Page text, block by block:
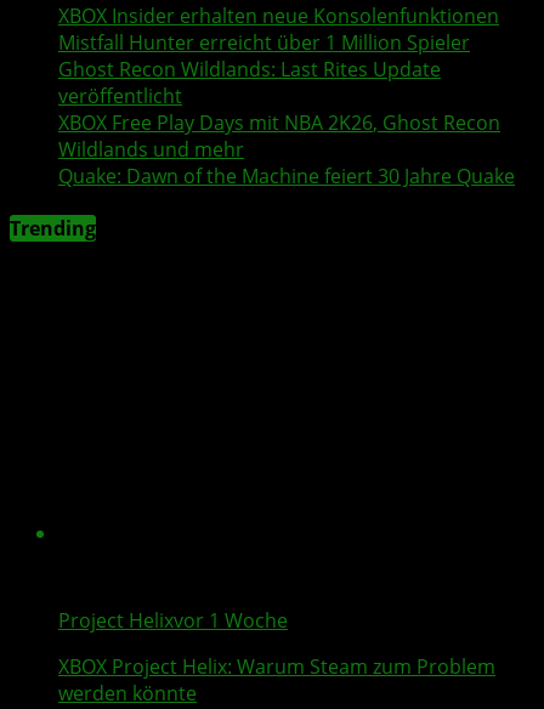
XBOX Insider erhalten neue Konsolenfunktionen
Mistfall Hunter erreicht über 1 Million Spieler
Ghost Recon Wildlands: Last Rites Update
veröffentlicht
XBOX Free Play Days mit NBA 2K26, Ghost Recon
Wildlands und mehr
Quake: Dawn of the Machine feiert 30 Jahre Quake
Trending
Project Helixvor 1 Woche
XBOX Project Helix: Warum Steam zum Problem
werden könnte